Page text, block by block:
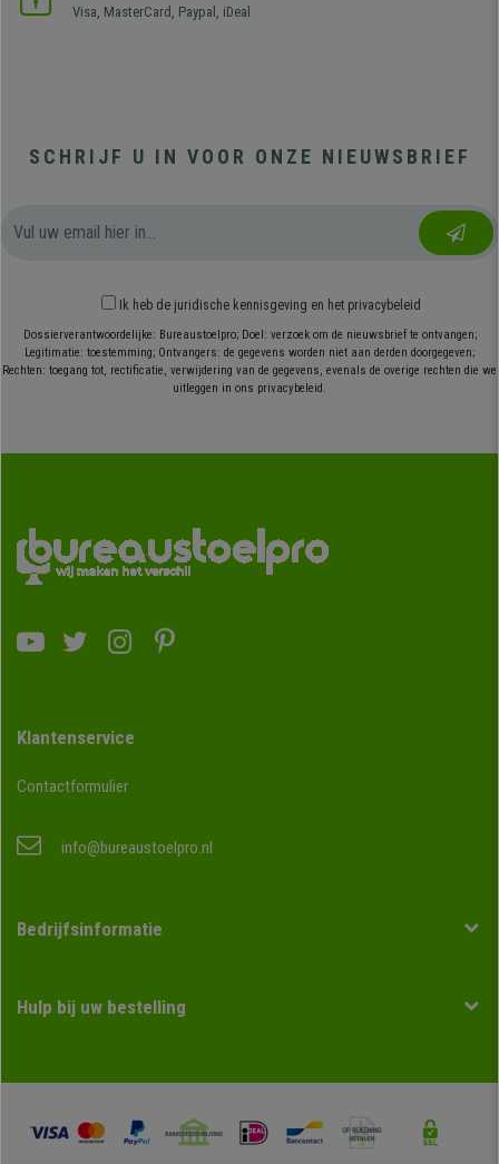
Visa, MasterCard, Paypal, iDeal
SCHRIJF U IN VOOR ONZE NIEUWSBRIEF
Ik heb de juridische kennisgeving en het privacybeleid
Dossierverantwoordelijke: Bureaustoelpro; Doel: verzoek om de nieuwsbrief te ontvangen;
Legitimatie: toestemming; Ontvangers: de gegevens worden niet aan derden doorgegeven;
Rechten: toegang tot, rectificatie, verwijdering van de gegevens, evenals de overige rechten die we
uitleggen in ons privacybeleid.
Klantenservice
Contactformulier
info@bureaustoelpro.nl
Bedrijfsinformatie
Hulp bij uw bestelling